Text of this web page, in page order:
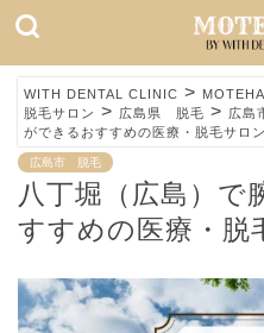
WITH DENTAL CLINIC >
脱毛サロン > 広島県 脱毛 > 広島
ができるおすすめの医療・脱毛サロン
広島市 脱毛
八丁堀（広島）で
すすめの医療・脱